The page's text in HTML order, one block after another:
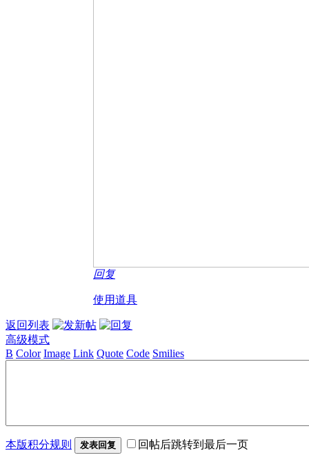
回复
使用道具
返回列表
高级模式
B Color Image Link Quote Code Smilies
本版积分规则 发表回复 回帖后跳转到最后一页